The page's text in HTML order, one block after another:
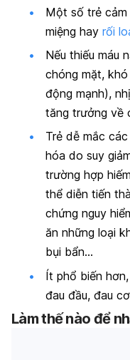
Một số trẻ cảm
miệng hay rối
Nếu thiếu máu
chóng mặt,
động mạnh),
tăng trưởng về
Trẻ dễ mắc
hóa do suy
trường hợp
thể diễn tiến
chứng nguy
ăn những loại
bụi bẩn…
Ít phổ biến
đau đầu, đau
Làm thế nào để